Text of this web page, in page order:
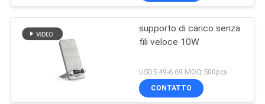
supporto di carico senza
fili veloce 10W
USD5.49-6.69 MOQ:500pcs
CONTATTO